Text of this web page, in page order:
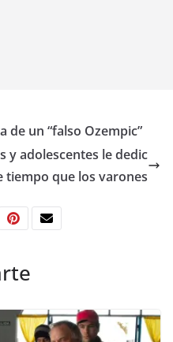
de un “falso Ozempic”
y adolescentes le dedic
tiempo que los varones